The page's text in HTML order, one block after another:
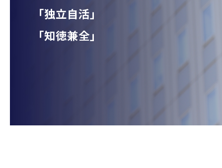
「独立自活」
「知徳兼全」